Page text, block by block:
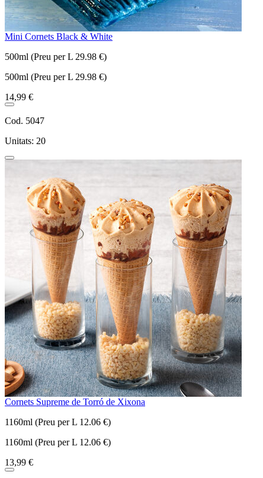
Mini Cornets Black & White
500ml (Preu per L 29.98 €)
500ml (Preu per L 29.98 €)
14,99 €
Cod. 5047
Unitats: 20
Cornets Supreme de Torró de Xixona
1160ml (Preu per L 12.06 €)
1160ml (Preu per L 12.06 €)
13,99 €